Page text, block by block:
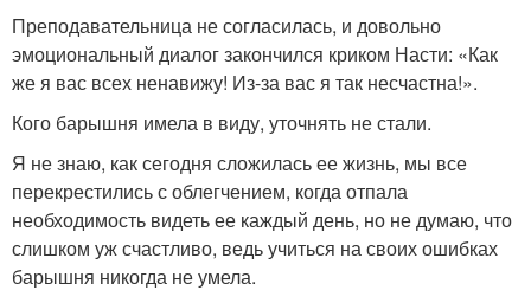
Преподавательница не согласилась, и довольно
эмоциональный диалог закончился криком Насти: «Как
же я вас всех ненавижу! Из-за вас я так несчастна!».
Кого барышня имела в виду, уточнять не стали.
Я не знаю, как сегодня сложилась ее жизнь, мы все
перекрестились с облегчением, когда отпала
необходимость видеть ее каждый день, но не думаю, что
слишком уж счастливо, ведь учиться на своих ошибках
барышня никогда не умела.